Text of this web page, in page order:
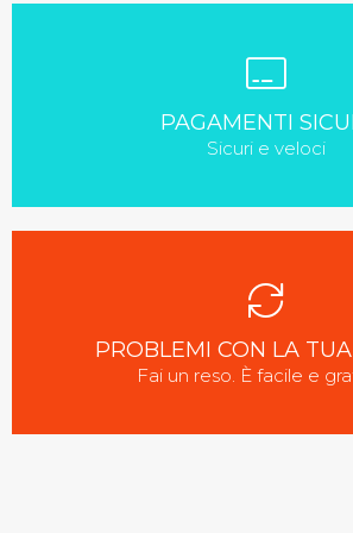
PAGAMENTI
Sicuri e veloci
PROBLEMI CON LA
Fai un reso. È facile e